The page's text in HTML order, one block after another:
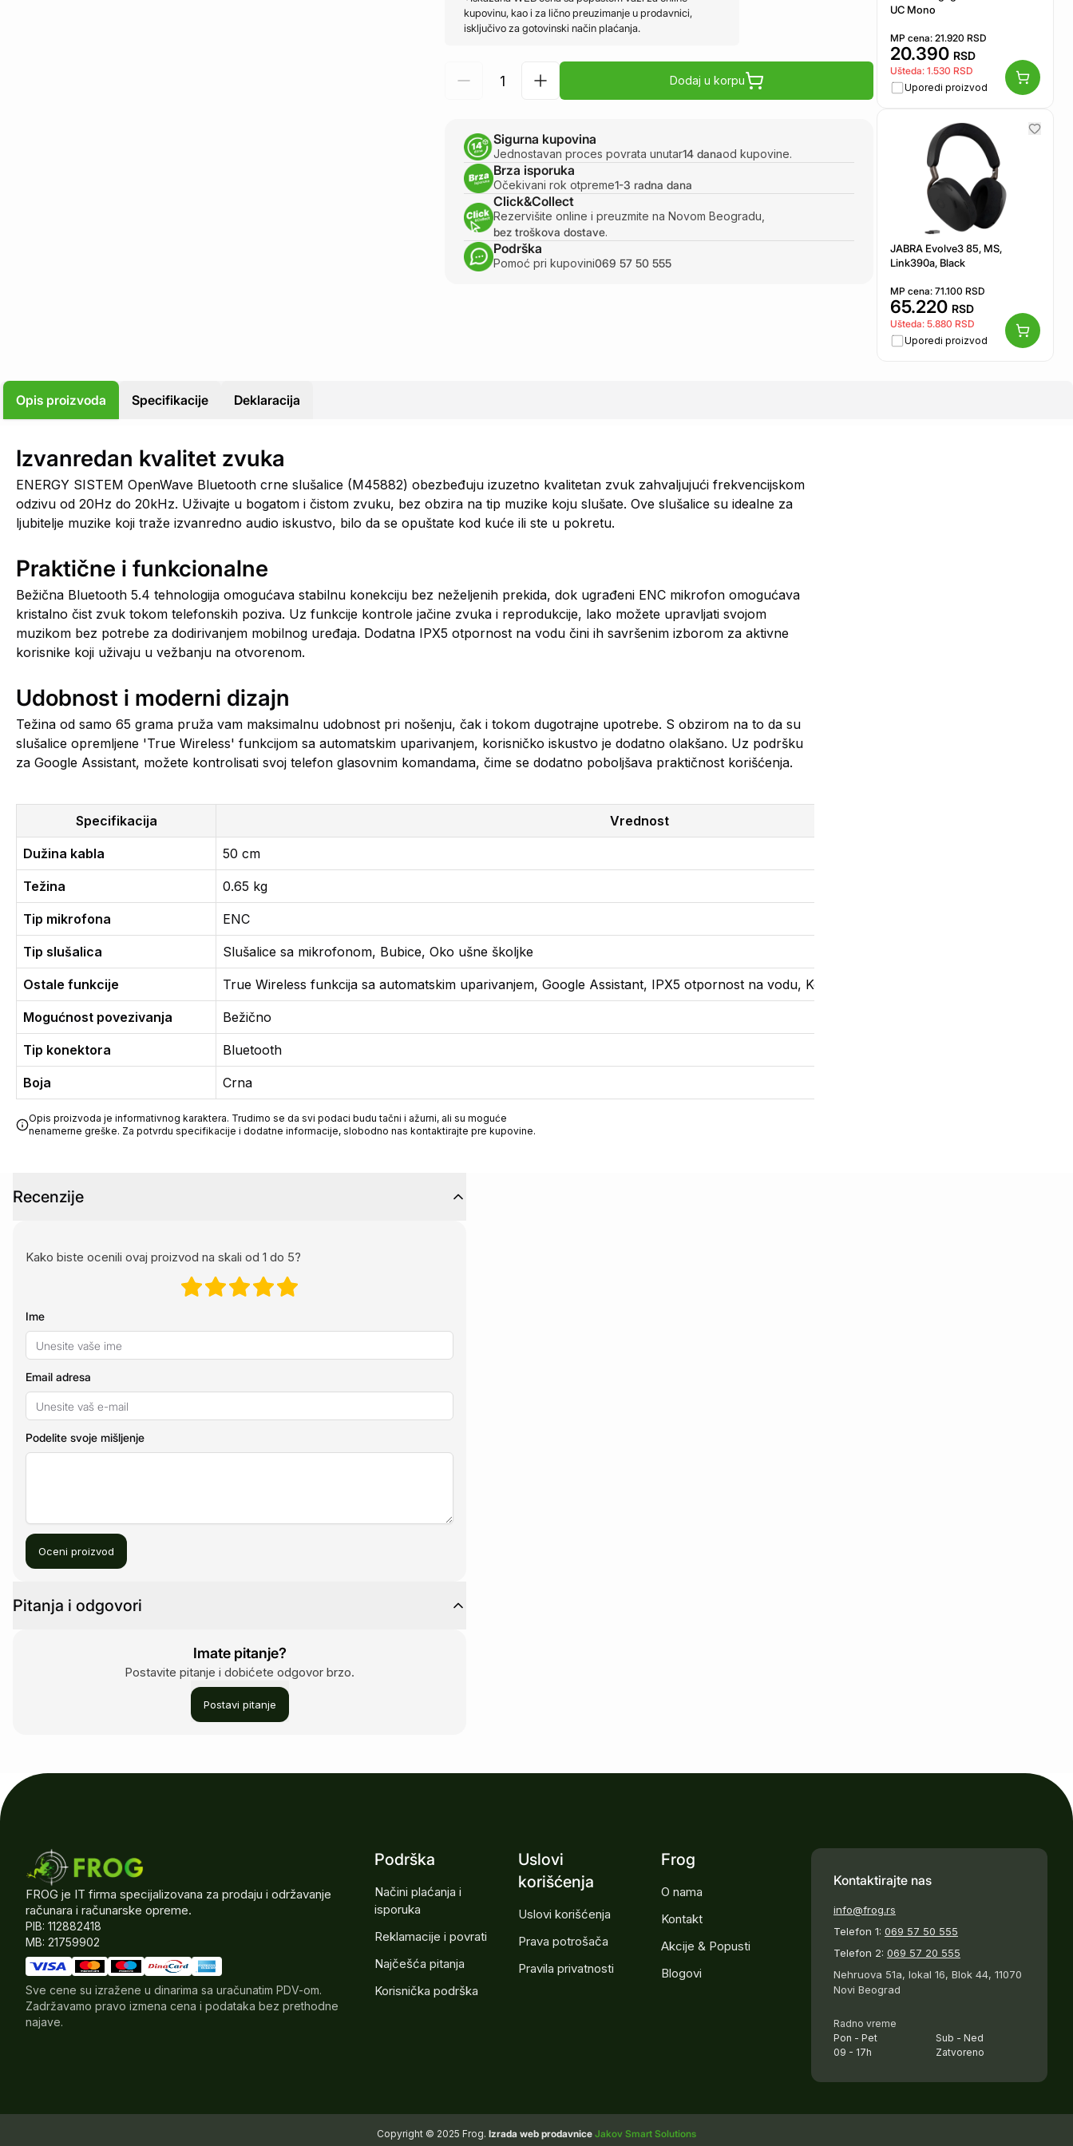
kupovinu, kao i za lično preuzimanje u prodavnici,
isključivo za gotovinski način plaćanja.
Dodaj u korpu
Sigurna kupovina
Jednostavan proces povrata unutar14 danaod kupovine.
Brza isporuka
Očekivani rok otpreme1-3 radna dana
Click&Collect
Rezervišite online i preuzmite na Novom Beogradu,
bez troškova dostave.
Podrška
Pomoć pri kupovini069 57 50 555
UC Mono
MP cena: 21.920 RSD
20.390 RSD
Ušteda: 1.530 RSD
Uporedi proizvod
JABRA Evolve3 85, MS,
Link390a, Black
MP cena: 71.100 RSD
65.220 RSD
Ušteda: 5.880 RSD
Uporedi proizvod
Opis proizvoda Specifikacije Deklaracija
Izvanredan kvalitet zvuka
ENERGY SISTEM OpenWave Bluetooth crne slušalice (M45882) obezbeđuju izuzetno kvalitetan zvuk zahvaljujući frekvencijskom
odzivu od 20Hz do 20kHz. Uživajte u bogatom i čistom zvuku, bez obzira na tip muzike koju slušate. Ove slušalice su idealne za
ljubitelje muzike koji traže izvanredno audio iskustvo, bilo da se opuštate kod kuće ili ste u pokretu.
Praktične i funkcionalne
Bežična Bluetooth 5.4 tehnologija omogućava stabilnu konekciju bez neželjenih prekida, dok ugrađeni ENC mikrofon omogućava
kristalno čist zvuk tokom telefonskih poziva. Uz funkcije kontrole jačine zvuka i reprodukcije, lako možete upravljati svojom
muzikom bez potrebe za dodirivanjem mobilnog uređaja. Dodatna IPX5 otpornost na vodu čini ih savršenim izborom za aktivne
korisnike koji uživaju u vežbanju na otvorenom.
Udobnost i moderni dizajn
Težina od samo 65 grama pruža vam maksimalnu udobnost pri nošenju, čak i tokom dugotrajne upotrebe. S obzirom na to da su
slušalice opremljene 'True Wireless' funkcijom sa automatskim uparivanjem, korisničko iskustvo je dodatno olakšano. Uz podršku
za Google Assistant, možete kontrolisati svoj telefon glasovnim komandama, čime se dodatno poboljšava praktičnost korišćenja.
Specifikacija Vrednost
Dužina kabla 50 cm
Težina 0.65 kg
Tip mikrofona ENC
Tip slušalica Slušalice sa mikrofonom, Bubice, Oko ušne školjke
Ostale funkcije True Wireless funkcija sa automatskim uparivanjem, Google Assistant, IPX5 otpornost na vodu, Kontrola jačine zvuka, Playback kontrola
Mogućnost povezivanja Bežično
Tip konektora Bluetooth
Boja Crna
Opis proizvoda je informativnog karaktera. Trudimo se da svi podaci budu tačni i ažurni, ali su moguće
nenamerne greške. Za potvrdu specifikacije i dodatne informacije, slobodno nas kontaktirajte pre kupovine.
Recenzije
Kako biste ocenili ovaj proizvod na skali od 1 do 5?
Ime
Email adresa
Podelite svoje mišljenje
Oceni proizvod
Pitanja i odgovori
Imate pitanje?
Postavite pitanje i dobićete odgovor brzo.
Postavi pitanje
FROG je IT firma specijalizovana za prodaju i održavanje
računara i računarske opreme.
PIB: 112882418
MB: 21759902
Sve cene su izražene u dinarima sa uračunatim PDV-om.
Zadržavamo pravo izmena cena i podataka bez prethodne
najave.
Podrška
Načini plaćanja i
isporuka
Reklamacije i povrati
Najčešća pitanja
Korisnička podrška
Uslovi
korišćenja
Uslovi korišćenja
Prava potrošača
Pravila privatnosti
Frog
O nama
Kontakt
Akcije & Popusti
Blogovi
Kontaktirajte nas
info@frog.rs
Telefon 1: 069 57 50 555
Telefon 2: 069 57 20 555
Nehruova 51a, lokal 16, Blok 44, 11070
Novi Beograd
Radno vreme
Pon - Pet
09 - 17h
Sub - Ned
Zatvoreno
Copyright © 2025 Frog. Izrada web prodavnice Jakov Smart Solutions